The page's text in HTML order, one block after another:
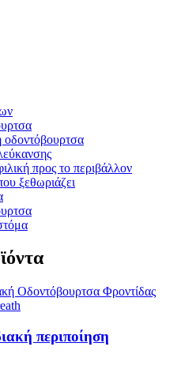
οδοντόβουρτσα
προς το περιβάλλον
ξεθωριάζει
περιποίηση